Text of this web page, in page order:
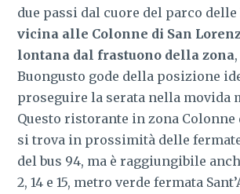
due passi dal cuore del parco
vicina alle Colonne di San
lontana dal frastuono della zona
Buongusto gode della posizione
proseguire la serata nella movida
Questo ristorante in zona Colonne
si trova in prossimità delle
del bus 94, ma è raggiungibile
2, 14 e 15, metro verde fermata